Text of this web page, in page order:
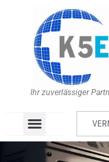
Ihr zuverlässiger